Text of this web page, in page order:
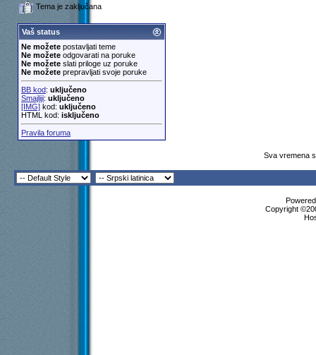
Tema je zaključana
Vaš status
Ne možetepostavljati teme
Ne možeteodgovarati na poruke
Ne možeteslati priloge uz poruke
Ne možeteprepravljati svoje poruke
BB kod: uključeno
Smajliji: uključeno
[IMG]kod: uključeno
HTML kod: isključeno
Pravila foruma
Sva vremena
Copyright